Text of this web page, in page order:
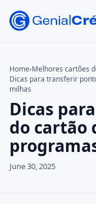
Benefícios
Bolsa Família
Cartões
Empreendedorismo
Search the
Search for:
Press Enter to
Home›Melhores cartões
Dicas para transferir
milhas
Dicas
do cartão
June 30, 2025